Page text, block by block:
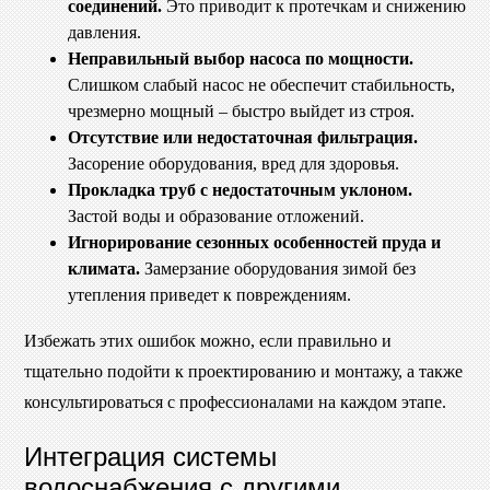
соединений. Это приводит к протечкам и снижению
давления.
Неправильный выбор насоса по мощности.
Слишком слабый насос не обеспечит стабильность,
чрезмерно мощный – быстро выйдет из строя.
Отсутствие или недостаточная фильтрация.
Засорение оборудования, вред для здоровья.
Прокладка труб с недостаточным уклоном.
Застой воды и образование отложений.
Игнорирование сезонных особенностей пруда и
климата. Замерзание оборудования зимой без
утепления приведет к повреждениям.
Избежать этих ошибок можно, если правильно и
тщательно подойти к проектированию и монтажу, а также
консультироваться с профессионалами на каждом этапе.
Интеграция системы